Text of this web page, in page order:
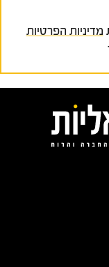
מדיניות הפרטיות